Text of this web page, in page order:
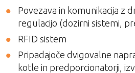
Povezava in komunikacija z
regulacijo (dozirni sistemi,
RFID sistem
Pripadajoče dvigovalne
kotle in predporcionatorji,